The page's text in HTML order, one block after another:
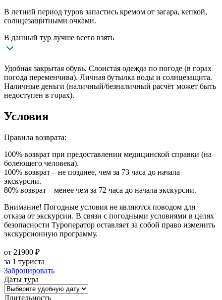
В летний период туров запастись кремом от загара, кепкой,
солнцезащитными очками.
В данный тур лучше всего взять
Удобная закрытая обувь. Слоистая одежда по погоде (в горах
погода переменчива). Личная бутылка воды и солнцезащита.
Наличные деньги (наличный/безналичный расчёт может быть
недоступен в горах).
Условия
Правила возврата:
100% возврат при предоставлении медицинской справки (на
болеющего человека).
100% возврат – не позднее, чем за 73 часа до начала
экскурсии.
80% возврат – менее чем за 72 часа до начала экскурсии.
Внимание! Погодные условия не являются поводом для
отказа от экскурсии. В связи с погодными условиями в целях
безопасности Туроператор оставляет за собой право изменить
экскурсионную программу.
от 21900 ₽
за 1 туриста
Забронировать
Даты тура
Длительность